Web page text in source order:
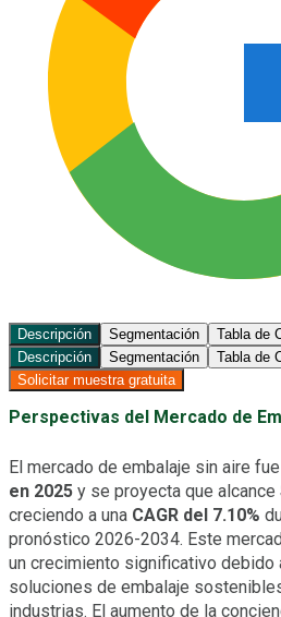
Descripción Segmentación Tabla de
Descripción
Segmentación Tabla de
Solicitar muestra gratuita
Perspectivas del Mercado de
El mercado de embalaje sin aire
en 2025 y se proyecta que alcance
creciendo a una CAGR del 7.10%
pronóstico 2026-2034. Este
un crecimiento significativo debido
soluciones de embalaje
industrias. El aumento de la